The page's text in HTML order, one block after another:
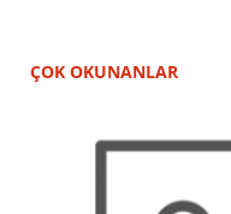
ÇOK OKUNANLAR